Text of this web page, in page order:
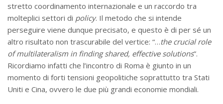
stretto coordinamento internazionale e un raccordo tra
molteplici settori di policy. Il metodo che si intende
perseguire viene dunque precisato, e questo è di per sé un
altro risultato non trascurabile del vertice: “…the crucial role
of multilateralism in finding shared, effective solutions”.
Ricordiamo infatti che l’incontro di Roma è giunto in un
momento di forti tensioni geopolitiche soprattutto tra Stati
Uniti e Cina, ovvero le due più grandi economie mondiali.